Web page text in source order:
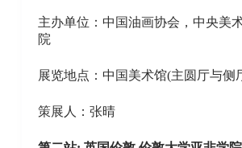
主办单位：中国油画协会，中央美
院
展览地点：中国美术馆(主圆厅与侧
策展人：张晴